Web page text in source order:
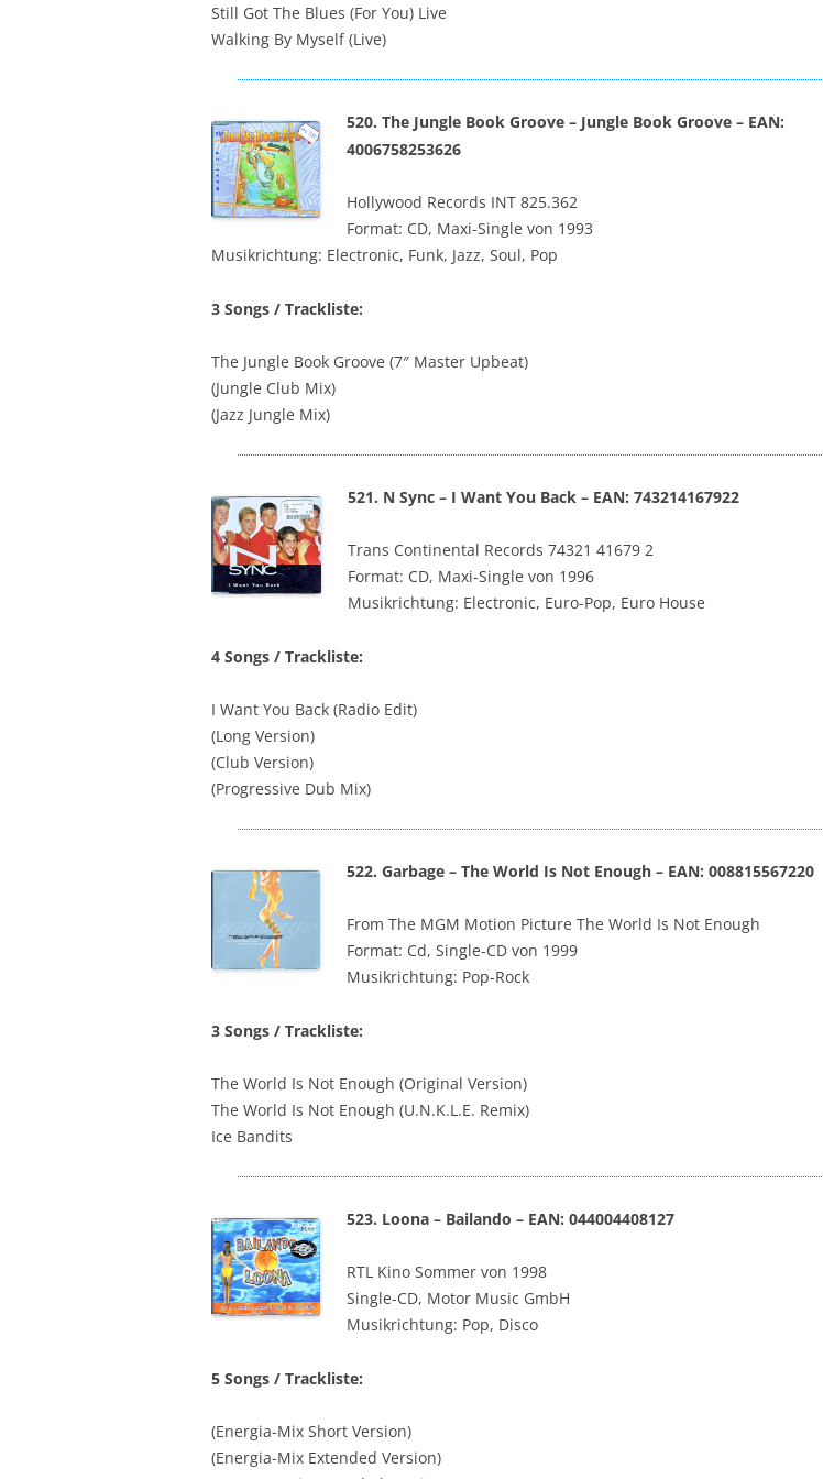
Still Got The Blues (For You) Live
Walking By Myself (Live)
520. The Jungle Book Groove – Jungle Book Groove – EAN:
4006758253626
Hollywood Records ‎INT 825.362
Format: CD, Maxi-Single von 1993
Musikrichtung: Electronic, Funk, Jazz, Soul, Pop
3 Songs / Trackliste:
The Jungle Book Groove (7″ Master Upbeat)
(Jungle Club Mix)
(Jazz Jungle Mix)
521. N Sync – I Want You Back – EAN: 743214167922
Trans Continental Records ‎74321 41679 2
Format: CD, Maxi-Single von 1996
Musikrichtung: Electronic, Euro-Pop, Euro House
4 Songs / Trackliste:
I Want You Back (Radio Edit)
(Long Version)
(Club Version)
(Progressive Dub Mix)
522. Garbage – The World Is Not Enough – EAN: 008815567220
From The MGM Motion Picture The World Is Not Enough
Format: Cd, Single-CD von 1999
Musikrichtung: Pop-Rock
3 Songs / Trackliste:
The World Is Not Enough (Original Version)
The World Is Not Enough (U.N.K.L.E. Remix)
Ice Bandits
523. Loona – Bailando – EAN: 044004408127
RTL Kino Sommer von 1998
Single-CD, Motor Music GmbH
Musikrichtung: Pop, Disco
5 Songs / Trackliste:
(Energia-Mix Short Version)
(Energia-Mix Extended Version)